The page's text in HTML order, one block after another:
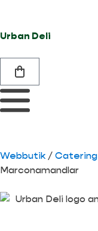
Urban Deli
Webbutik/
Marconamandlar